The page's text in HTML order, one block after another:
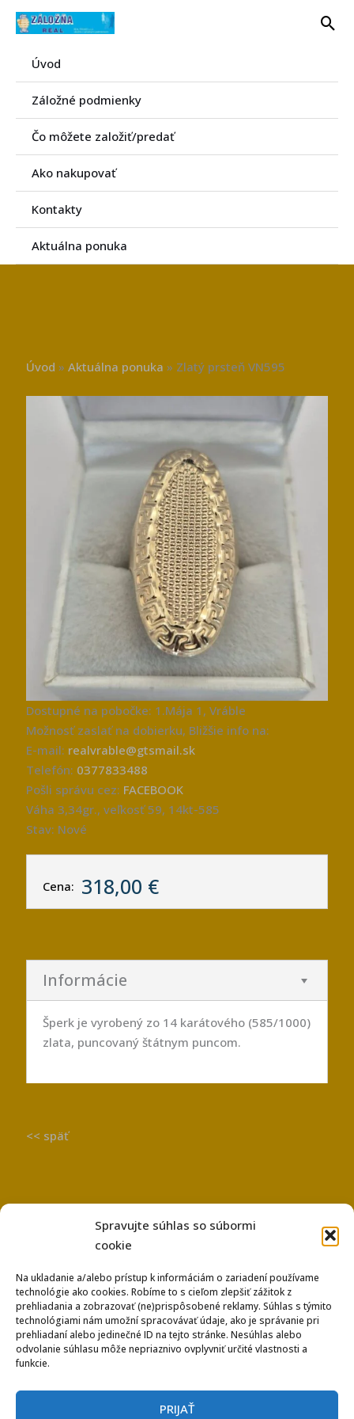
Spravujte súhlas so súbormi
cookie
Na ukladanie a/alebo prístup k informáciám o zariadení používame
technológie ako cookies. Robíme to s cieľom zlepšiť zážitok z
prehliadania a zobrazovať (ne)prispôsobené reklamy. Súhlas s týmito
technológiami nám umožní spracovávať údaje, ako je správanie pri
prehliadaní alebo jedinečné ID na tejto stránke. Nesúhlas alebo
odvolanie súhlasu môže nepriaznivo ovplyvniť určité vlastnosti a
funkcie.
PRIJAŤ
Preskočiť
Úvod
Záložné podmienky
Čo môžete založiť/predať
Ako nakupovať
Kontakty
Aktuálna ponuka
Úvod »Aktuálna ponuka » Zlatý prsteň VN595
Dostupné na pobočke: 1.Mája 1, Vráble
Možnosť zaslať na dobierku, Bližšie info na:
E-mail: realvrable@gtsmail.sk
Telefón: 0377833488
Pošli správu cez: FACEBOOK
Váha 3,34gr., veľkosť 59, 14kt-585
Stav: Nové
Cena: 318,00 €
Informácie
Šperk je vyrobený zo 14 karátového (585/1000)
zlata, puncovaný štátnym puncom.
<< späť
Používanie súborov Cookies
Ochrana osobných údajov